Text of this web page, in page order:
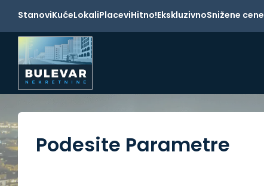
StanoviKućeLokaliPlaceviHitno!EkskluzivnoSnižene cene
Podesite Parametre